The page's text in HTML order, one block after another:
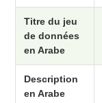
Titre du jeu
de données
en Arabe
Description
en Arabe